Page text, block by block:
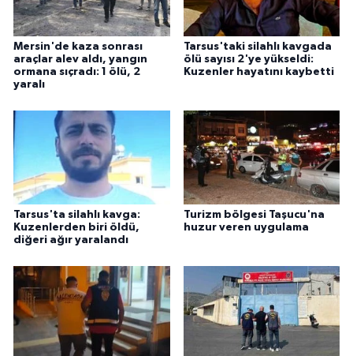
Mersin'de kaza sonrası
araçlar alev aldı, yangın
ormana sıçradı: 1 ölü, 2
yaralı
Tarsus'taki silahlı kavgada
ölü sayısı 2'ye yükseldi:
Kuzenler hayatını kaybetti
Tarsus'ta silahlı kavga:
Kuzenlerden biri öldü,
diğeri ağır yaralandı
Turizm bölgesi Taşucu'na
huzur veren uygulama